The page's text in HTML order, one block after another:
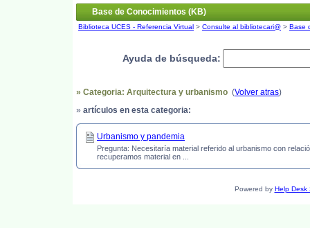
Base de Conocimientos (KB)
Biblioteca UCES - Referencia Virtual > Consulte al bibliotecari@ > Base
Ayuda de búsqueda:
» Categoria: Arquitectura y urbanismo (Volver atras)
» artículos en esta categoria:
Urbanismo y pandemia
Pregunta: Necesitaría material referido al urbanismo con
recuperamos material en ...
Powered by Help Desk